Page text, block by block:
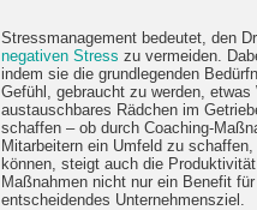
Stressmanagement bedeutet, den
negativen Stress zu vermeiden.
indem sie die grundlegenden
Gefühl, gebraucht zu werden,
austauschbares Rädchen im
schaffen – ob durch Coaching-
Mitarbeitern ein Umfeld zu
können, steigt auch die
Maßnahmen nicht nur ein Benefit
entscheidendes Unternehmensziel.